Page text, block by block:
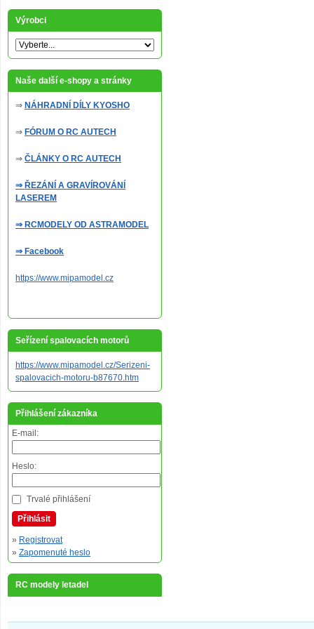
Výrobci
Naše další e-shopy a stránky
⇒ NÁHRADNÍ DÍLY KYOSHO
⇒ FÓRUM O RC AUTECH
⇒ ČLÁNKY O RC AUTECH
⇒ ŘEZÁNÍ A GRAVÍROVÁNÍ
LASEREM
⇒ RCMODELY OD ASTRAMODEL
⇒ Facebook
https://www.mipamodel.cz
Seřízení spalovacích motorů
https://www.mipamodel.cz/Serizeni-
spalovacich-motoru-b87670.htm
Přihlášení zákazníka
E-mail:
Heslo:
Trvalé přihlášení
Přihlásit
» Registrovat
» Zapomenuté heslo
RC modely letadel